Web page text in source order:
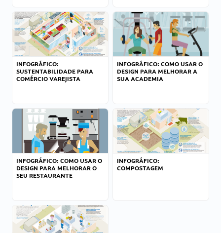
INFOGRÁFICO:
SUSTENTABILIDADE PARA
COMÉRCIO VAREJISTA
INFOGRÁFICO: COMO USAR O
DESIGN PARA MELHORAR A
SUA ACADEMIA
INFOGRÁFICO: COMO USAR O
DESIGN PARA MELHORAR O
SEU RESTAURANTE
INFOGRÁFICO:
COMPOSTAGEM